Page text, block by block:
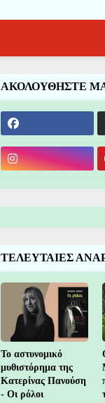
ΑΚΟΛΟΥΘΗΣΤΕ
ΤΕΛΕΥΤΑΙΕΣ
Το αστυνομικό
μυθιστόρημα της
Κατερίνας Πανούση
- Οι ρόλοι